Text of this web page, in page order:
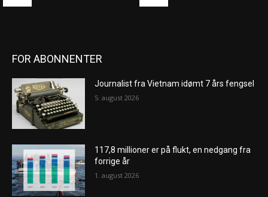
FOR ABONNENTER
Journalist fra Vietnam idømt 7 års fengsel
5. august 2026
117,8 millioner er på flukt, en nedgang fra
forrige år
1. august 2026